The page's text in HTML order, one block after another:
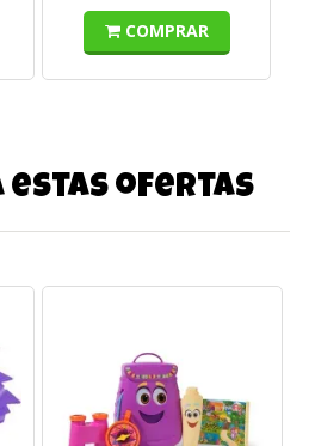
COMPRAR
estas ofertas